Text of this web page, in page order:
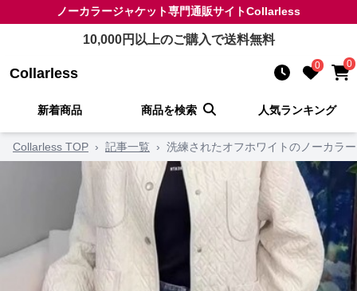
ノーカラージャケット専門通販サイトCollarless
10,000円以上のご購入で送料無料
Collarless 0 0
新着商品 商品を検索 人気ランキング
Collarless TOP › 記事一覧 › 洗練されたオフホワイトのノーカラ